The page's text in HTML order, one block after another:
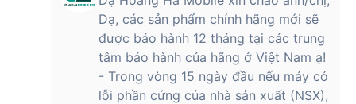
Dạ, các sản phẩm chính hãng mới sẽ
được bảo hành 12 tháng tại các trung
tâm bảo hành của hãng ở Việt Nam ạ!
- Trong vòng 15 ngày đầu nếu máy có
lỗi phần cứng của nhà sản xuất (NSX),